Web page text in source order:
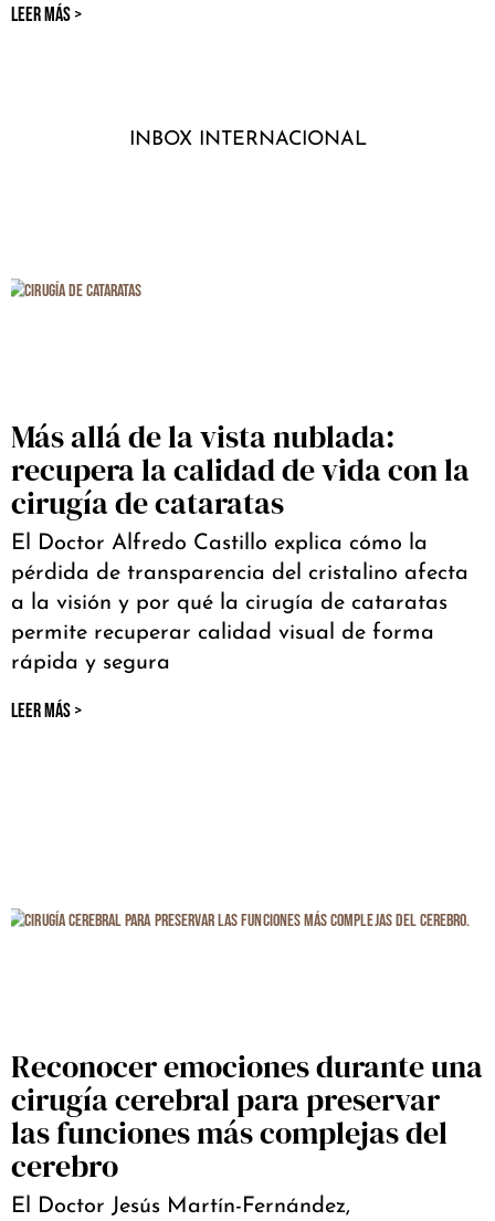
LEER MÁS >
INBOX INTERNACIONAL
Más allá de la vista nublada:
recupera la calidad de vida con la
cirugía de cataratas
El Doctor Alfredo Castillo explica cómo la
pérdida de transparencia del cristalino afecta
a la visión y por qué la cirugía de cataratas
permite recuperar calidad visual de forma
rápida y segura
LEER MÁS >
Reconocer emociones durante una
cirugía cerebral para preservar
las funciones más complejas del
cerebro
El Doctor Jesús Martín-Fernández,